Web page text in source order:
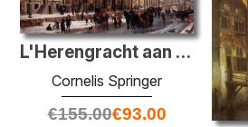
L'Herengracht aan de Amstel
Cornelis Springer
€155.00€93.00